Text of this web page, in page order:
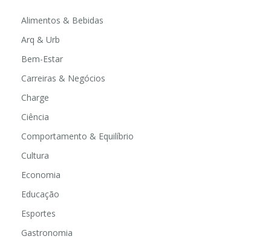
Alimentos & Bebidas
Arq & Urb
Bem-Estar
Carreiras & Negócios
Charge
Ciência
Comportamento & Equilíbrio
Cultura
Economia
Educação
Esportes
Gastronomia